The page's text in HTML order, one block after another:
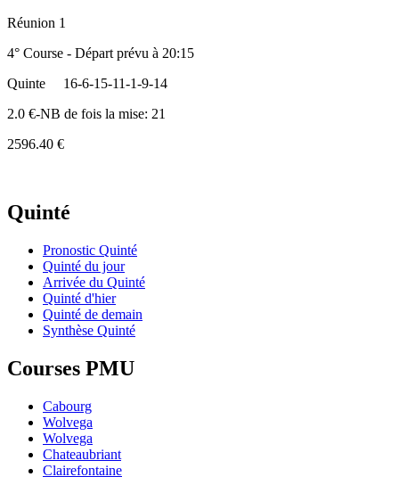
Réunion 1
4° Course - Départ prévu à 20:15
Quinte
16-6-15-11-1-9-14
2.0 €-NB de fois la mise: 21
2596.40 €
Quinté
Pronostic Quinté
Quinté du jour
Arrivée du Quinté
Quinté d'hier
Quinté de demain
Synthèse Quinté
Courses PMU
Cabourg
Wolvega
Wolvega
Chateaubriant
Clairefontaine